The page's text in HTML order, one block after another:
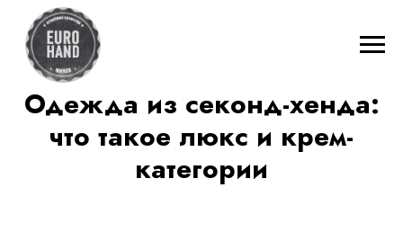
Одежда из секонд-хенда:
что такое люкс и крем-
категории